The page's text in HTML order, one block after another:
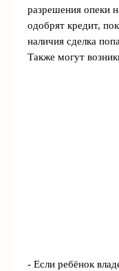
разрешения опеки
одобрят кредит,
наличия сделка
Также могут
- Если ребёнок